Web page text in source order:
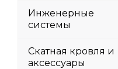
Инженерные
системы
Скатная кровля и
аксессуары